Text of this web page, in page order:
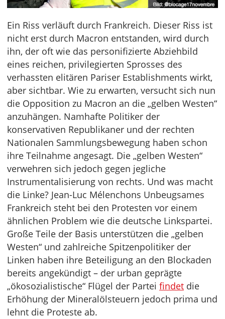
Ein Riss verläuft durch Frankreich. Dieser Riss ist
nicht erst durch Macron entstanden, wird durch
ihn, der oft wie das personifizierte Abziehbild
eines reichen, privilegierten Sprosses des
verhassten elitären Pariser Establishments wirkt,
aber sichtbar. Wie zu erwarten, versucht sich nun
die Opposition zu Macron an die „gelben Westen“
anzuhängen. Namhafte Politiker der
konservativen Republikaner und der rechten
Nationalen Sammlungsbewegung haben schon
ihre Teilnahme angesagt. Die „gelben Westen“
verwehren sich jedoch gegen jegliche
Instrumentalisierung von rechts. Und was macht
die Linke? Jean-Luc Mélenchons Unbeugsames
Frankreich steht bei den Protesten vor einem
ähnlichen Problem wie die deutsche Linkspartei.
Große Teile der Basis unterstützen die „gelben
Westen“ und zahlreiche Spitzenpolitiker der
Linken haben ihre Beteiligung an den Blockaden
bereits angekündigt – der urban geprägte
„ökosozialistische“ Flügel der Partei findet die
Erhöhung der Mineralölsteuern jedoch prima und
lehnt die Proteste ab.